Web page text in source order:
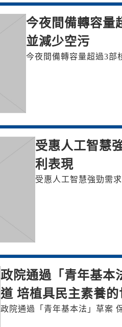
今夜間備轉容量
並減少空污
今夜間備轉容量超過3部
受惠人工智慧
利表現
受惠人工智慧強勁需
政院通過「青年基本
道 培植具民主素養的
政院通過「青年基本法」草案